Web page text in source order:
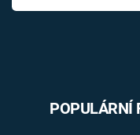
POPULÁRNÍ